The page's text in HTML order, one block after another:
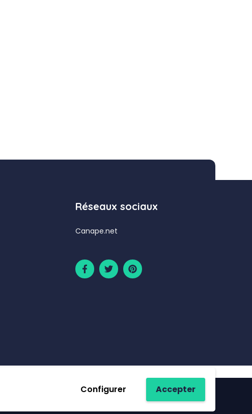
Configurer Accepter
Réseaux sociaux
Canape.net